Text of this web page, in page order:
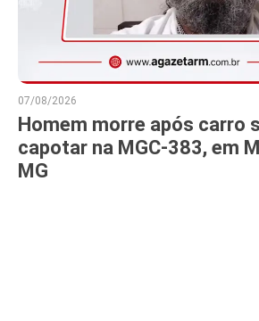
07/08/2026
Homem morre após carro
capotar na MGC-383, em
MG